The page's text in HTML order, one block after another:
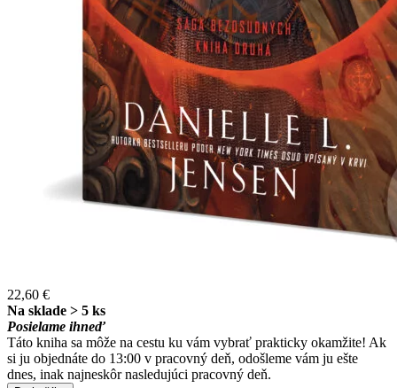
22,60 €
Na sklade > 5 ks
Posielame ihneď
Táto kniha sa môže na cestu ku vám vybrať prakticky okamžite! Ak
si ju objednáte do 13:00 v pracovný deň, odošleme vám ju ešte
dnes, inak najneskôr nasledujúci pracovný deň.